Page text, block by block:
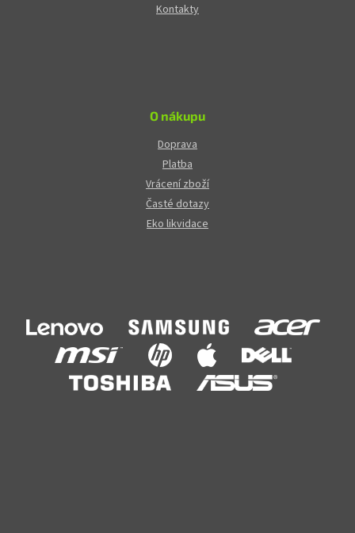
Kontakty
O nákupu
Doprava
Platba
Vrácení zboží
Časté dotazy
Eko likvidace